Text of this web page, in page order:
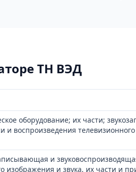
ТН ВЭД
оборудование; их части;
и воспроизведения
и
изображения и звука, их части и